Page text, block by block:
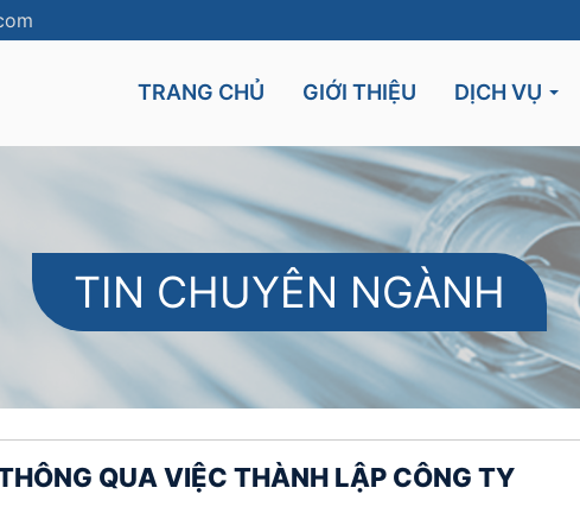
TRANG CHỦ GIỚI THIỆU DỊCH VỤ
Cyprus
Malta
Mauritius
Seychelles
TIN CHUYÊN NGÀNH
QUA VIỆC THÀNH LẬP CÔNG TY